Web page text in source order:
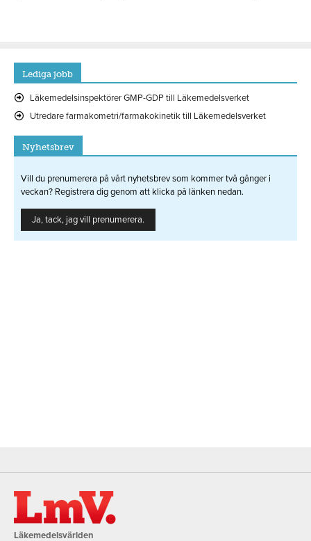
Lediga jobb
Läkemedelsinspektörer GMP-GDP till Läkemedelsverket
Utredare farmakometri/farmakokinetik till Läkemedelsverket
Nyhetsbrev
Vill du prenumerera på vårt nyhetsbrev som kommer två gånger i
veckan? Registrera dig genom att klicka på länken nedan.
Ja, tack, jag vill prenumerera.
Läkemedelsvärlden